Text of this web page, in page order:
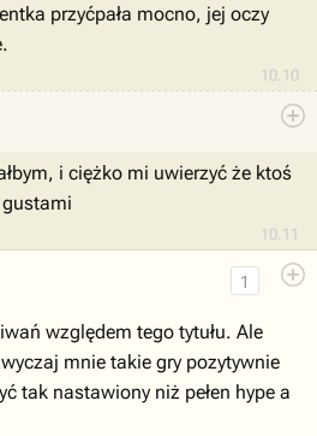
10.10
przyćpała mocno, jej oczy
10.11
i ciężko mi uwierzyć że ktoś
gustami
1
względem tego tytułu. Ale
mnie takie gry pozytywnie
tak nastawiony niż pełen hype a